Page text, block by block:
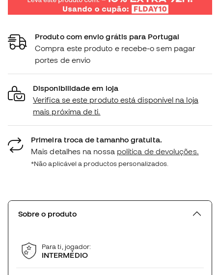
Produto com envio grátis para Portugal
Compra este produto e recebe-o sem pagar
portes de envio
Disponibilidade em loja
Verifica se este produto está disponível na loja
mais próxima de ti.
Primeira troca de tamanho gratuita.
Mais detalhes na nossa política de devoluções.
*Não aplicável a productos personalizados.
Sobre o produto
Para ti, jogador:
INTERMÉDIO